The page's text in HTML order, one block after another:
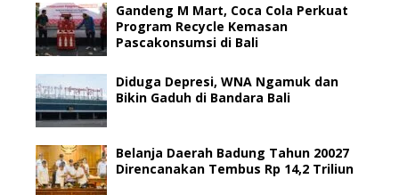
Gandeng M Mart, Coca Cola Perkuat
Program Recycle Kemasan
Pascakonsumsi di Bali
Diduga Depresi, WNA Ngamuk dan
Bikin Gaduh di Bandara Bali
Belanja Daerah Badung Tahun 20027
Direncanakan Tembus Rp 14,2 Triliun